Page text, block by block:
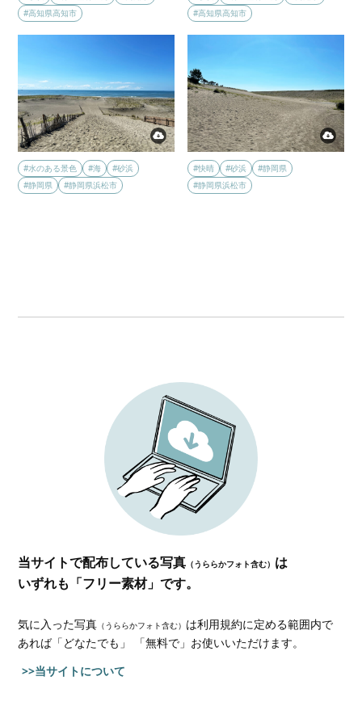
#高知県高知市
#高知県高知市
#水のある景色 #海
#砂浜
#静岡県
#静岡県浜松市
#快晴 #砂浜
#静岡県
#静岡県浜松市
当サイトで配布している写真 （うららかフォト含む） は
いずれも「フリー素材」です。
気に入った写真 （うららかフォト含む） は利用規約に定める範囲内で
あれば「どなたでも」 「無料で」お使いいただけます。
>>当サイトについて